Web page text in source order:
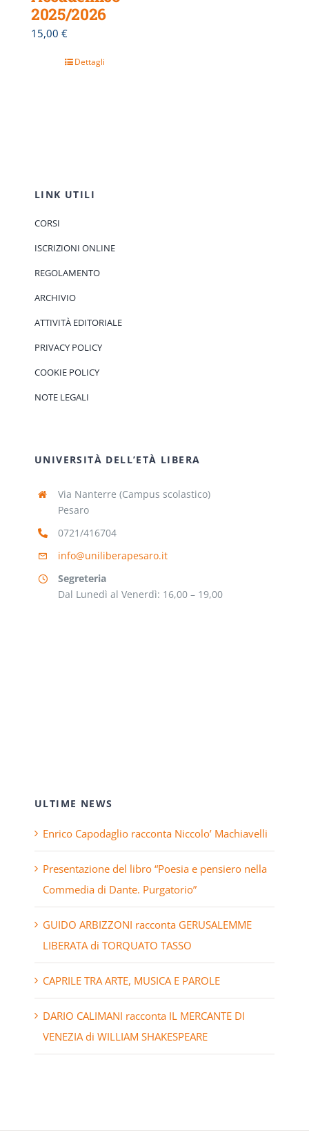
2025/2026
15,00 €
Dettagli
LINK UTILI
CORSI
ISCRIZIONI ONLINE
REGOLAMENTO
ARCHIVIO
ATTIVITÀ EDITORIALE
PRIVACY POLICY
COOKIE POLICY
NOTE LEGALI
UNIVERSITÀ DELL’ETÀ LIBERA
Via Nanterre (Campus scolastico)
Pesaro
0721/416704
info@uniliberapesaro.it
Segreteria
Dal Lunedì al Venerdì: 16,00 – 19,00
ULTIME NEWS
Enrico Capodaglio racconta Niccolo’ Machiavelli
Presentazione del libro “Poesia e pensiero nella
Commedia di Dante. Purgatorio”
GUIDO ARBIZZONI racconta GERUSALEMME
LIBERATA di TORQUATO TASSO
CAPRILE TRA ARTE, MUSICA E PAROLE
DARIO CALIMANI racconta IL MERCANTE DI
VENEZIA di WILLIAM SHAKESPEARE